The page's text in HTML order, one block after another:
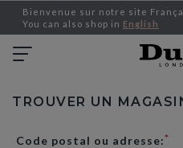
Bienvenue sur notre site
You can also shop in English
TROUVER UN
Code postal ou adresse: